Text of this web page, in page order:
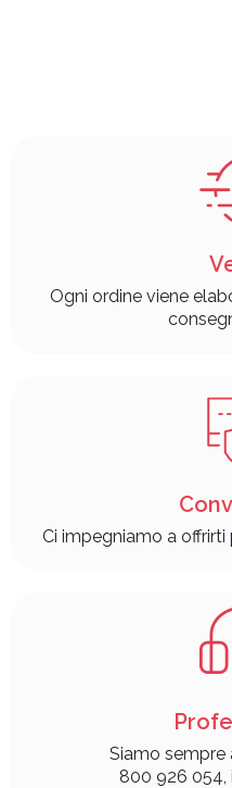
Ogni ordine viene
Ci impegniamo a
Siamo sempre
800 926 054,